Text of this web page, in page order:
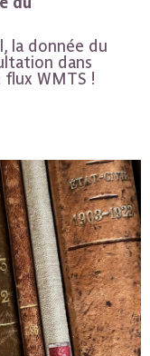
la donnée du
dans
flux WMTS !